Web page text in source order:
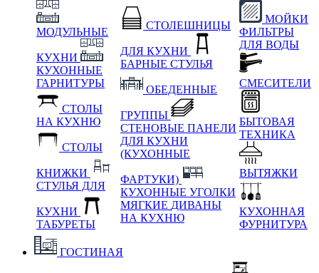
МОДУЛЬНЫЕ
КУХНИ
КУХОННЫЕ
ГАРНИТУРЫ
СТОЛЫ
НА КУХНЮ
СТОЛЫ
КНИЖКИ
СТУЛЬЯ ДЛЯ
КУХНИ
ТАБУРЕТЫ
СТОЛЕШНИЦЫ
ДЛЯ КУХНИ
БАРНЫЕ СТУЛЬЯ
ОБЕДЕННЫЕ
ГРУППЫ
СТЕНОВЫЕ ПАНЕЛИ
ДЛЯ КУХНИ
(КУХОННЫЕ
ФАРТУКИ)
КУХОННЫЕ УГОЛКИ
МЯГКИЕ ДИВАНЫ
НА КУХНЮ
МОЙКИ
ФИЛЬТРЫ
ДЛЯ ВОДЫ
СМЕСИТЕЛИ
БЫТОВАЯ
ТЕХНИКА
ВЫТЯЖКИ
КУХОННАЯ
ФУРНИТУРА
ГОСТИНАЯ